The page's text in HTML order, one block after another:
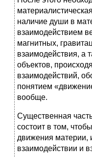
наличие души в
взаимодействием
магнитных,
взаимодействия, а
объектов,
взаимодействий,
понятием
вообще.
Существенная
состоит в том,
движения материи,
взаимодействии и